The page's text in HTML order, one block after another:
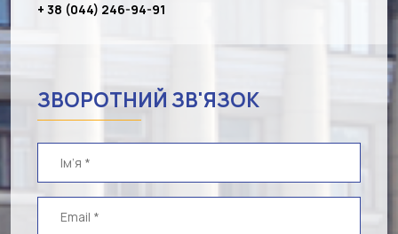
+ 38 (044) 246-94-91
ЗВОРОТНИЙ ЗВ'ЯЗОК